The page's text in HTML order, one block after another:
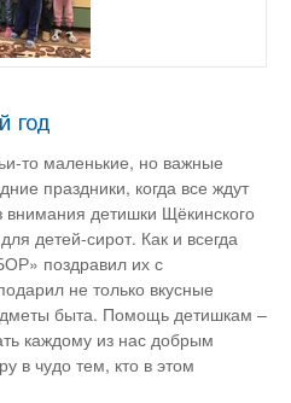
год
то маленькие, но важные
праздники, когда все ждут
внимания детишки Щёкинского
детей-сирот. Как и всегда
поздравил их с
не только вкусные
быта. Помощь детишкам –
каждому из нас добрым
в чудо тем, кто в этом